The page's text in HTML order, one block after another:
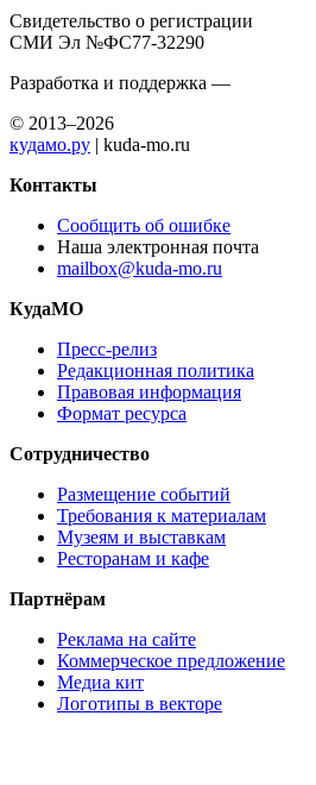
Свидетельство о регистрации
СМИ Эл №ФС77-32290
Разработка и поддержка —
© 2013–2026
кудамо.ру | kuda-mo.ru
Контакты
Сообщить об ошибке
Наша электронная почта
mailbox@kuda-mo.ru
КудаМО
Пресс-релиз
Редакционная политика
Правовая информация
Формат ресурса
Сотрудничество
Размещение событий
Требования к материалам
Музеям и выставкам
Ресторанам и кафе
Партнёрам
Реклама на сайте
Коммерческое предложение
Медиа кит
Логотипы в векторе